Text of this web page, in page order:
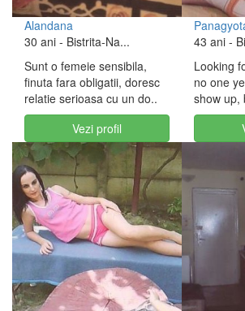
Alandana
30 ani - Bistrita-Na...
Sunt o femeie sensibila,
finuta fara obligatii, doresc
relatie serioasa cu un do..
Vezi profil
43 ani -
Looking
no one
show up,